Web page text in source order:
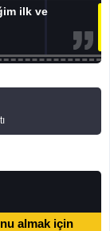
ilk ve
almak için